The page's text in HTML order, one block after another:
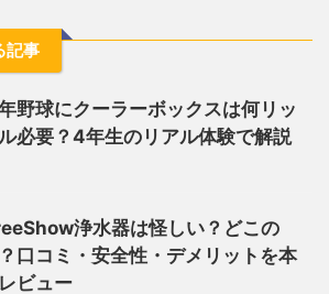
記事
野球にクーラーボックスは何リッ
ル必要？4年生のリアル体験で解説
浄水器は怪しい？どこの
口コミ・安全性・デメリットを本
ビュー